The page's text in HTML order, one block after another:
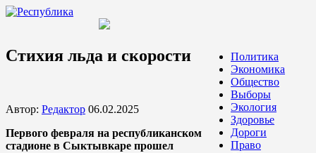
Политика
Экономика
Общество
Выборы
Экология
Здоровье
Дороги
Право
Стихия льда и скорости
Автор: Редактор 06.02.2025
Первого февраля на республиканском
стадионе в Сыктывкаре прошел